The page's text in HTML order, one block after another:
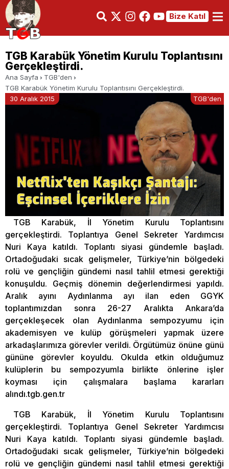
Bize Katıl
TGB Karabük Yönetim Kurulu Toplantısını
Gerçekleştirdi.
Ana Sayfa
TGB'den
TGB Karabük Yönetim Kurulu Toplantısını Gerçekleştirdi.
30 Aralık 2015
TGB'den
TGB Karabük, İl Yönetim Kurulu Toplantısını
gerçekleştirdi. Toplantıya Genel Sekreter Yardımcısı
Nuri Kaya katıldı. Toplantı siyasi gündemle başladı.
Ortadoğudaki sıcak gelişmeler, Türkiye’nin bölgedeki
rolü ve gençliğin gündemi nasıl tahlil etmesi gerektiği
konuşuldu. Geçmiş dönemin değerlendirmesi yapıldı.
Aralık ayını Aydınlanma ayı ilan eden GGYK
toplantımızdan sonra 26-27 Aralıkta Ankara’da
gerçekleşecek olan Aydınlanma sempozyumu için
akademisyen ve kulüp görüşmeleri yapmak üzere
arkadaşlarımıza görevler verildi. Örgütümüz önüne günü
gününe görevler koyuldu. Okulda etkin olduğumuz
kulüplerin bu sempozyumla birlikte önlerine işler
koyması için çalışmalara başlama kararları
alındı.tgb.gen.tr
TGB Karabük, İl Yönetim Kurulu Toplantısını
gerçekleştirdi. Toplantıya Genel Sekreter Yardımcısı
Nuri Kaya katıldı. Toplantı siyasi gündemle başladı.
Ortadoğudaki sıcak gelişmeler, Türkiye’nin bölgedeki
rolü ve gençliğin gündemi nasıl tahlil etmesi gerektiği